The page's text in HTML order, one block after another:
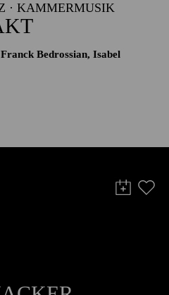
· KAMMERMUSIK
Bedrossian, Isabel